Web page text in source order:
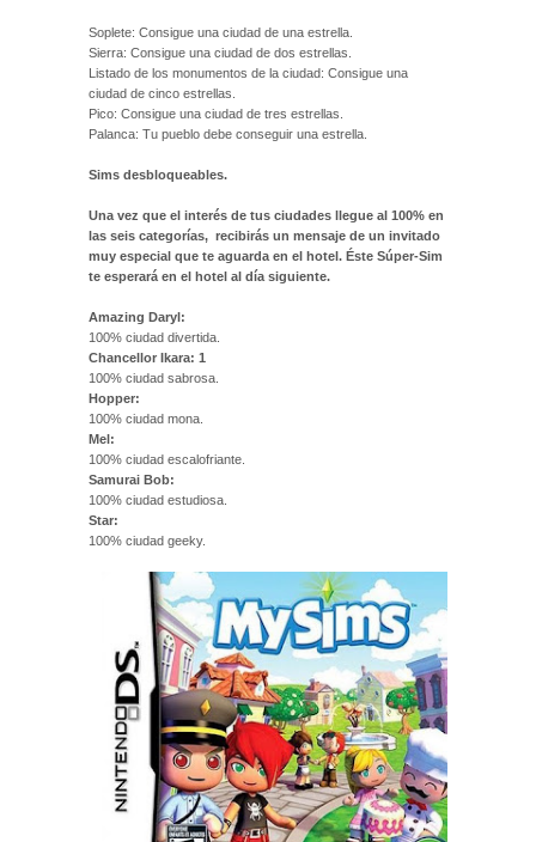
Soplete: Consigue una ciudad de una estrella.
Sierra: Consigue una ciudad de dos estrellas.
Listado de los monumentos de la ciudad: Consigue una
ciudad de cinco estrellas.
Pico: Consigue una ciudad de tres estrellas.
Palanca: Tu pueblo debe conseguir una estrella.
Sims desbloqueables.
Una vez que el interés de tus ciudades llegue al 100% en
las seis categorías, recibirás un mensaje de un invitado
muy especial que te aguarda en el hotel. Éste Súper-Sim
te esperará en el hotel al día siguiente.
Amazing Daryl:
100% ciudad divertida.
Chancellor Ikara: 1
100% ciudad sabrosa.
Hopper:
100% ciudad mona.
Mel:
100% ciudad escalofriante.
Samurai Bob:
100% ciudad estudiosa.
Star:
100% ciudad geeky.